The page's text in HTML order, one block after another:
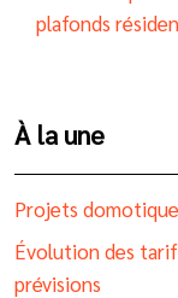
plafonds
À la une
Projets
Évolution des
prévisions